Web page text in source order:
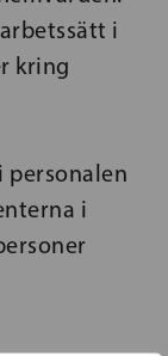
i
kring
i